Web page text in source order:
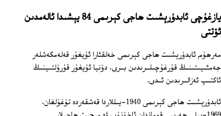
يازغۇچى ئابدۇرېشىت ھاجى كېرىمى 84 يېشىدا ئالەمدىن
ئۆتتى
مەرھۇم ئابدۇرېشىت ھاجى كېرىمى خەلقئارا ئۇيغۇر قەلەمكەشلەر
جەمئىيىتىنىڭ قۇرغۇچىلىرىدىن بىرى، دۇنيا ئۇيغۇر قۇرۇلتىينىڭ
ئاكتىپ ئەزالىرىدىن ئىدى.
ئابدۇرېشىت ھاجى كېرىمى 1940-يىللاردا قەشقەردە تۇغۇلغان،